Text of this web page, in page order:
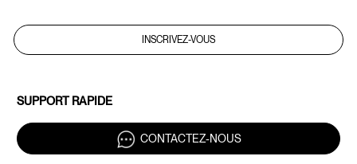
INSCRIVEZ-VOUS
SUPPORT RAPIDE
CONTACTEZ-NOUS